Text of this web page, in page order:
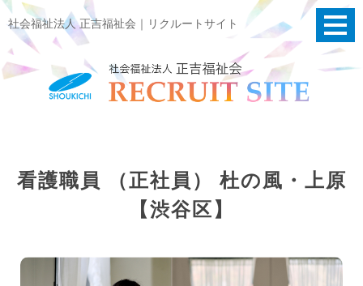
社会福祉法人 正吉福祉会｜リクルートサイト
看護職員 （正社員） 杜の風・上原
【渋谷区】